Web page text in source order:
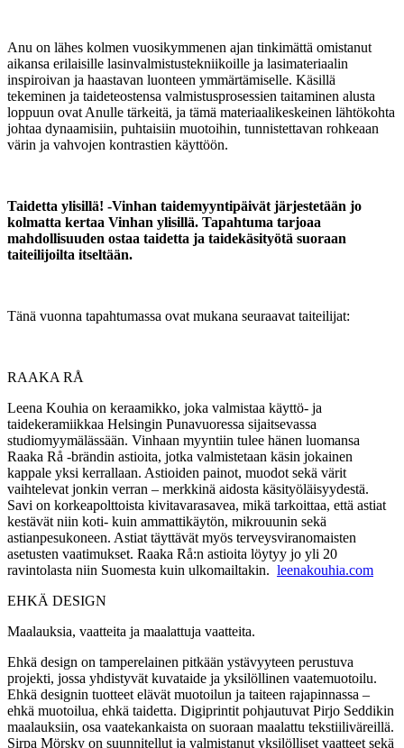
Anu on lähes kolmen vuosikymmenen ajan tinkimättä omistanut
aikansa erilaisille lasinvalmistustekniikoille ja lasimateriaalin
inspiroivan ja haastavan luonteen ymmärtämiselle. Käsillä
tekeminen ja taideteostensa valmistusprosessien taitaminen alusta
loppuun ovat Anulle tärkeitä, ja tämä materiaalikeskeinen lähtökohta
johtaa dynaamisiin, puhtaisiin muotoihin, tunnistettavan rohkeaan
värin ja vahvojen kontrastien käyttöön.
Taidetta ylisillä! -Vinhan taidemyyntipäivät järjestetään jo
kolmatta kertaa Vinhan ylisillä. Tapahtuma tarjoaa
mahdollisuuden ostaa taidetta ja taidekäsityötä suoraan
taiteilijoilta itseltään.
Tänä vuonna tapahtumassa ovat mukana seuraavat taiteilijat:
RAAKA RÅ
Leena Kouhia on keraamikko, joka valmistaa käyttö- ja
taidekeramiikkaa Helsingin Punavuoressa sijaitsevassa
studiomyymälässään. Vinhaan myyntiin tulee hänen luomansa
Raaka Rå -brändin astioita, jotka valmistetaan käsin jokainen
kappale yksi kerrallaan. Astioiden painot, muodot sekä värit
vaihtelevat jonkin verran – merkkinä aidosta käsityöläisyydestä.
Savi on korkeapolttoista kivitavarasavea, mikä tarkoittaa, että astiat
kestävät niin koti- kuin ammattikäytön, mikrouunin sekä
astianpesukoneen. Astiat täyttävät myös terveysviranomaisten
asetusten vaatimukset. Raaka Rå:n astioita löytyy jo yli 20
ravintolasta niin Suomesta kuin ulkomailtakin. leenakouhia.com
EHKÄ DESIGN
Maalauksia, vaatteita ja maalattuja vaatteita.
Ehkä design on tamperelainen pitkään ystävyyteen perustuva
projekti, jossa yhdistyvät kuvataide ja yksilöllinen vaatemuotoilu.
Ehkä designin tuotteet elävät muotoilun ja taiteen rajapinnassa –
ehkä muotoilua, ehkä taidetta. Digiprintit pohjautuvat Pirjo Seddikin
maalauksiin, osa vaatekankaista on suoraan maalattu tekstiiliväreillä.
Sirpa Mörsky on suunnitellut ja valmistanut yksilölliset vaatteet sekä